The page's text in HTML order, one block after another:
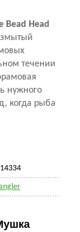
Bead Head
течении
нужного
когда рыба
14334